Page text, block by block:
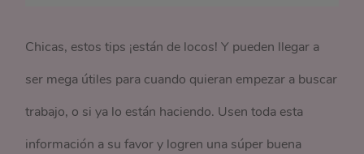
Chicas, estos tips ¡están de locos! Y pueden llegar a
ser mega útiles para cuando quieran empezar a buscar
trabajo, o si ya lo están haciendo. Usen toda esta
información a su favor y logren una súper buena